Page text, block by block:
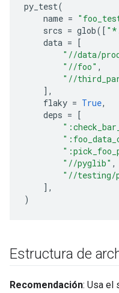
py_test(
name =
srcs = glob([
data = [
"//data/
"//foo" ,
"//
],
flaky = True,
deps = [
"//pyglib" ,
"//testing/
],
)
Estructura de
Recomendación: Usa el